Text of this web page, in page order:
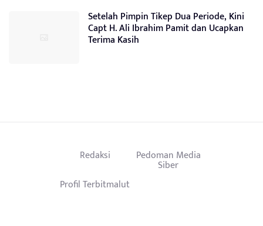
Setelah Pimpin Tikep Dua Periode, Kini
Capt H. Ali Ibrahim Pamit dan Ucapkan
Terima Kasih
Redaksi Pedoman Media
Siber
Profil Terbitmalut